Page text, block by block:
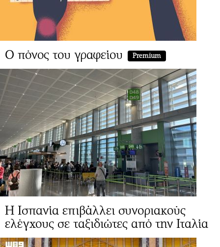
Ο πόνος του γραφείου Premium
Η Ισπανία επιβάλλει συνοριακούς
ελέγχους σε ταξιδιώτες από την Ιταλία